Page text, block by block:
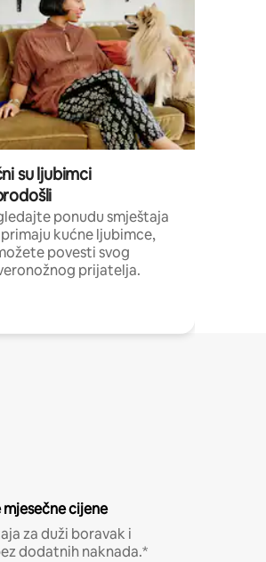
su ljubimci
ponudu smještaja
kućne ljubimce,
povesti svog
prijatelja.
cijene
za duži boravak i
dodatnih naknada.*